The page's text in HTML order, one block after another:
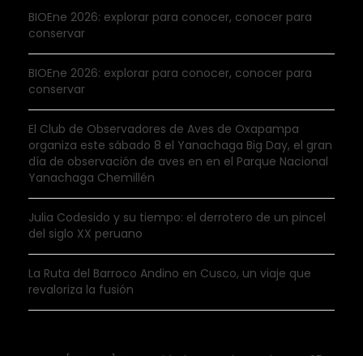
BIOEne 2026: explorar para conocer, conocer para
conservar
BIOEne 2026: explorar para conocer, conocer para
conservar
El Club de Observadores de Aves de Oxapampa
organiza este sábado 8 el Yanachaga Big Day, el gran
día de observación de aves en en el Parque Nacional
Yanachaga Chemillén
Julia Codesido y su tiempo: el derrotero de un pincel
del siglo XX peruano
La Ruta del Barroco Andino en Cusco, un viaje que
revaloriza la fusión